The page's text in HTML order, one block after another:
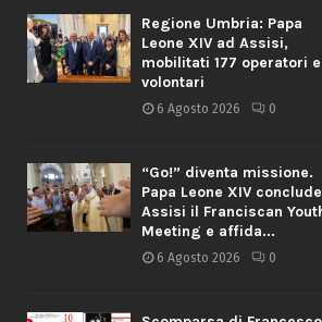
Regione Umbria: Papa
Leone XIV ad Assisi,
mobilitati 177 operatori e
volontari
6 Agosto 2026 0
“Go!” diventa missione.
Papa Leone XIV
Assisi il Franciscan
Meeting e affida...
6 Agosto 2026 0